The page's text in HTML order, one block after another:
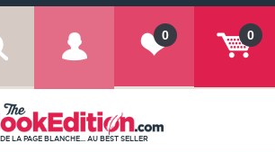
0
0
DE LA PAGE BLANCHE... AU BEST SELLER